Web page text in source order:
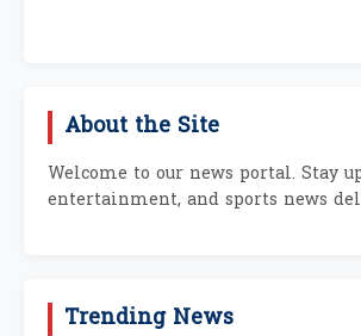
About the Site
Welcome to our news portal. Stay
entertainment, and sports news
Trending News